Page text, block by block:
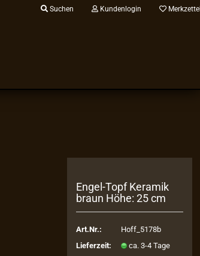
Suchen Kundenlogin Merkzettel
Engel-​Topf Ke­ra­mik
braun Höhe: 25 cm
Art.Nr.:
Hoff_5178b
Lieferzeit:
ca. 3-4 Tage